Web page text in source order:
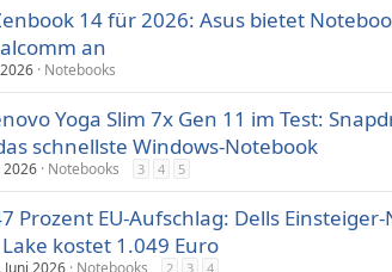
14 für 2026: Asus bietet
an
Notebooks
Yoga Slim 7x Gen 11 im Test:
schnellste Windows-Notebook
2026 Notebooks 3 4 5
Prozent EU-Aufschlag: Dells
kostet 1.049 Euro
Juni 2026 Notebooks 2 3 4